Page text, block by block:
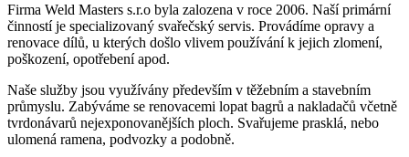
Firma Weld Masters s.r.o byla zalozena v roce 2006. Naší primární
činností je specializovaný svařečský servis. Provádíme opravy a
renovace dílů, u kterých došlo vlivem používání k jejich zlomení,
poškození, opotřebení apod.
Naše služby jsou využívány především v těžebním a stavebním
průmyslu. Zabýváme se renovacemi lopat bagrů a nakladačů včetně
tvrdonávarů nejexponovanějších ploch. Svařujeme prasklá, nebo
ulomená ramena, podvozky a podobně.